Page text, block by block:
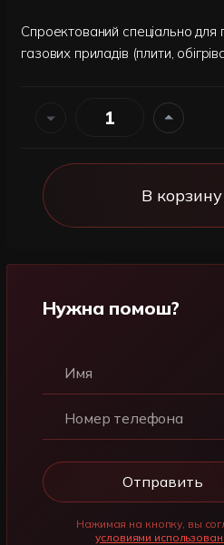
Спроектований спеціально для
газових приладів (плити,
В корзину
Нужна помош?
Имя
Номер телефона
Отправить
Нажимая на кнопку, вы
условиями